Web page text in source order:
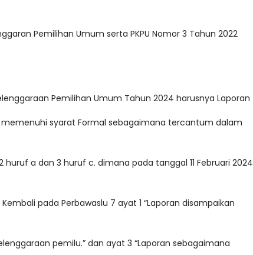
Pemilihan Umum serta PKPU Nomor 3 Tahun 2022
Pemilihan Umum Tahun 2024 harusnya Laporan
syarat Formal sebagaimana tercantum dalam
huruf a dan 3 huruf c. dimana pada tanggal 11 Februari 2024
pada Perbawaslu 7 ayat 1 “Laporan disampaikan
pemilu.” dan ayat 3 “Laporan sebagaimana